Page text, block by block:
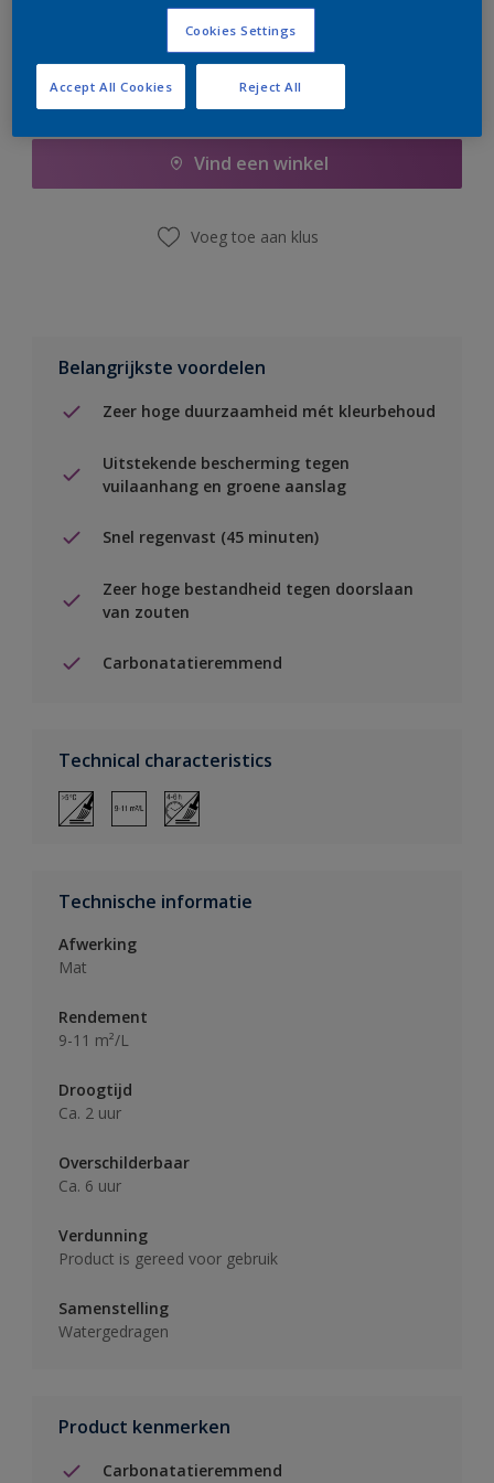
Boodschappenlijst
Vind een winkel
Voeg toe aan klus
Belangrijkste voordelen
Zeer hoge duurzaamheid mét kleurbehoud
Uitstekende bescherming tegen
vuilaanhang en groene aanslag
Snel regenvast (45 minuten)
Zeer hoge bestandheid tegen doorslaan
van zouten
Carbonatatieremmend
Technical characteristics
Technische informatie
Afwerking
Mat
Rendement
9-11 m²/L
Droogtijd
Ca. 2 uur
Overschilderbaar
Ca. 6 uur
Verdunning
Product is gereed voor gebruik
Samenstelling
Watergedragen
Product kenmerken
Carbonatatieremmend
Cookies Settings
Reject All
Accept All Cookies